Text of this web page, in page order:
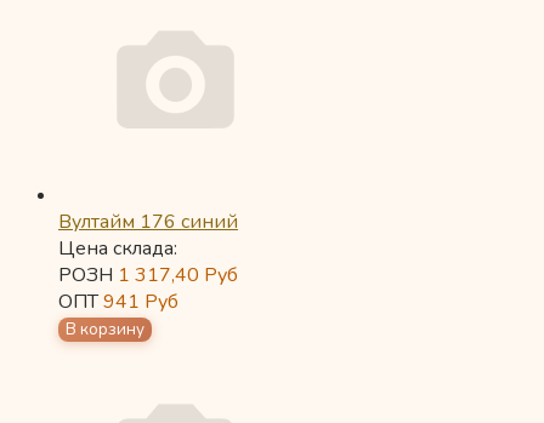
Вултайм 176 синий
Цена склада:
РОЗН 1 317,40 Руб
ОПТ941 Руб